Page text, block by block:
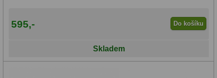
595,- Do košíku
Skladem